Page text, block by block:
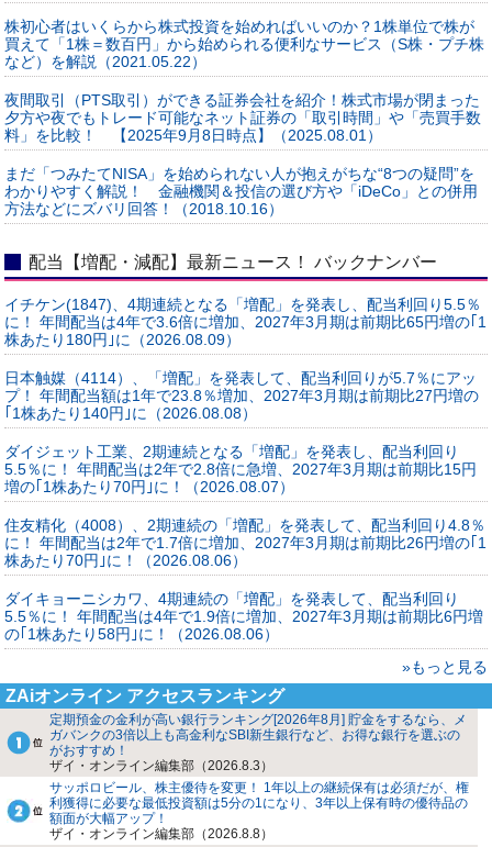
株初心者はいくらから株式投資を始めればいいのか？1株単位で株が
買えて「1株＝数百円」から始められる便利なサービス（S株・プチ株
など）を解説（2021.05.22）
夜間取引（PTS取引）ができる証券会社を紹介！株式市場が閉まった
夕方や夜でもトレード可能なネット証券の「取引時間」や「売買手数
料」を比較！ 【2025年9月8日時点】（2025.08.01）
まだ「つみたてNISA」を始められない人が抱えがちな“8つの疑問”を
わかりやすく解説！ 金融機関＆投信の選び方や「iDeCo」との併用
方法などにズバリ回答！（2018.10.16）
配当【増配・減配】最新ニュース！ バックナンバー
イチケン(1847)、4期連続となる「増配」を発表し、配当利回り5.5％
に！ 年間配当は4年で3.6倍に増加、2027年3月期は前期比65円増の｢1
株あたり180円｣に（2026.08.09）
日本触媒（4114）、「増配」を発表して、配当利回りが5.7％にアッ
プ！ 年間配当額は1年で23.8％増加、2027年3月期は前期比27円増の
｢1株あたり140円｣に（2026.08.08）
ダイジェット工業、2期連続となる「増配」を発表し、配当利回り
5.5％に！ 年間配当は2年で2.8倍に急増、2027年3月期は前期比15円
増の｢1株あたり70円｣に！（2026.08.07）
住友精化（4008）、2期連続の「増配」を発表して、配当利回り4.8％
に！ 年間配当は2年で1.7倍に増加、2027年3月期は前期比26円増の｢1
株あたり70円｣に！（2026.08.06）
ダイキョーニシカワ、4期連続の「増配」を発表して、配当利回り
5.5％に！ 年間配当は4年で1.9倍に増加、2027年3月期は前期比6円増
の｢1株あたり58円｣に！（2026.08.06）
»もっと見る
ZAiオンライン アクセスランキング
定期預金の金利が高い銀行ランキング[2026年8月] 貯金をするなら、メ
ガバンクの3倍以上も高金利なSBI新生銀行など、お得な銀行を選ぶの
がおすすめ！
ザイ・オンライン編集部（2026.8.3）
サッポロビール、株主優待を変更！ 1年以上の継続保有は必須だが、権
利獲得に必要な最低投資額は5分の1になり、3年以上保有時の優待品の
額面が大幅アップ！
ザイ・オンライン編集部（2026.8.8）